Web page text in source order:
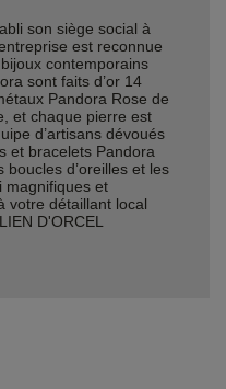
son siège social à
est reconnue
contemporains
sont faits d’or 14
Pandora Rose de
et chaque pierre est
d’artisans dévoués
et bracelets Pandora
d’oreilles et les
magnifiques et
votre détaillant local
D'ORCEL